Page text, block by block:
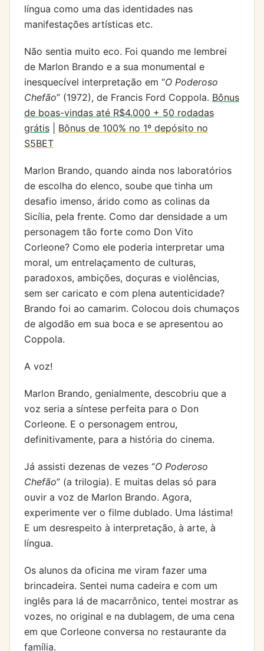
língua como uma das identidades nas
manifestações artísticas etc.
Não sentia muito eco. Foi quando me lembrei
de Marlon Brando e a sua monumental e
inesquecível interpretação em “O Poderoso
Chefão” (1972), de Francis Ford Coppola. Bônus
de boas-vindas até R$4.000 + 50 rodadas
grátis
Bônus de 100% no 1º depósito no
S5BET
Marlon Brando, quando ainda nos laboratórios
de escolha do elenco, soube que tinha um
desafio imenso, árido como as colinas da
Sicília, pela frente. Como dar densidade a um
personagem tão forte como Don Vito
Corleone? Como ele poderia interpretar uma
moral, um entrelaçamento de culturas,
paradoxos, ambições, doçuras e violências,
sem ser caricato e com plena autenticidade?
Brando foi ao camarim. Colocou dois chumaços
de algodão em sua boca e se apresentou ao
Coppola.
A voz!
Marlon Brando, genialmente, descobriu que a
voz seria a síntese perfeita para o Don
Corleone. E o personagem entrou,
definitivamente, para a história do cinema.
Já assisti dezenas de vezes “O Poderoso
Chefão” (a trilogia). E muitas delas só para
ouvir a voz de Marlon Brando. Agora,
experimente ver o filme dublado. Uma lástima!
E um desrespeito à interpretação, à arte, à
língua.
Os alunos da oficina me viram fazer uma
brincadeira. Sentei numa cadeira e com um
inglês para lá de macarrônico, tentei mostrar as
vozes, no original e na dublagem, de uma cena
em que Corleone conversa no restaurante da
família.